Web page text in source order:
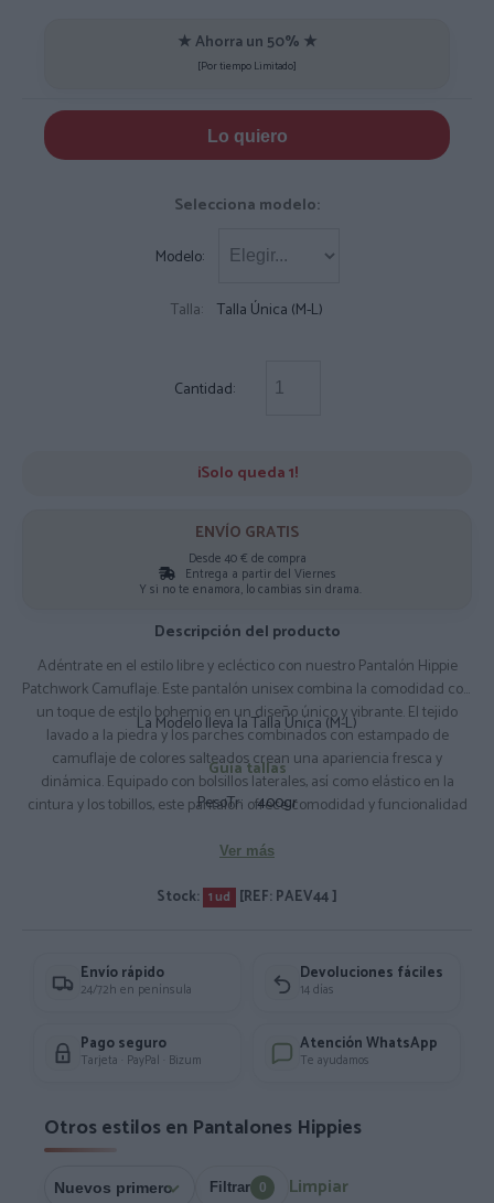
★ Ahorra un 50% ★
[Por tiempo Limitado]
Lo quiero
Selecciona modelo:
Modelo:
Talla: Talla Única (M-L)
Cantidad:
¡Solo queda 1!
ENVÍO GRATIS
Desde 40 € de compra
Entrega a partir del Viernes
Y si no te enamora, lo cambias sin drama.
Descripción del producto
Adéntrate en el estilo libre y ecléctico con nuestro Pantalón Hippie
Patchwork Camuflaje. Este pantalón unisex combina la comodidad con
un toque de estilo bohemio en un diseño único y vibrante. El tejido
lavado a la piedra y los parches combinados con estampado de
camuflaje de colores salteados crean una apariencia fresca y
dinámica. Equipado con bolsillos laterales, así como elástico en la
cintura y los tobillos, este pantalón ofrece comodidad y funcionalidad
Pantalón Hippie Patchwork Camuflaje y haz una declaración de moda
La Modelo lleva la Talla Única (M-L)
Guía tallas
PesoTr: 400gr
Ver más
Stock: 1 ud [REF: PAEV44 ]
Envío rápido
24/72h en península
Devoluciones fáciles
14 días
Pago seguro
Tarjeta · PayPal · Bizum
Atención WhatsApp
Te ayudamos
Otros estilos en Pantalones Hippies
Filtrar 0 Limpiar